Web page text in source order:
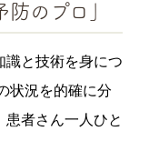
のプロ」
識と技術を身につ
状況を的確に分
者さん一人ひと